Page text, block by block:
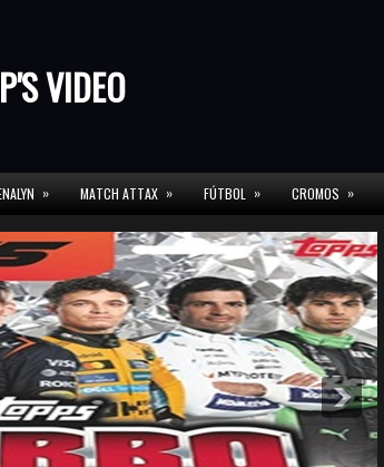
VIDEO
» MATCH ATTAX » FÚTBOL » CROMOS »